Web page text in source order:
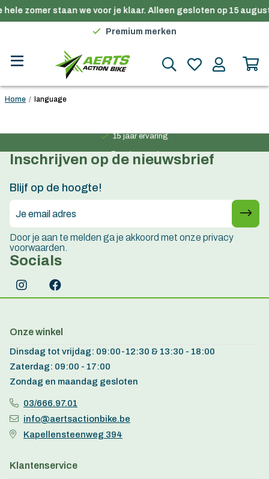
hele zomer staan we voor je klaar. Alleen gesloten op 15
Gratis verzending in België vanaf €100
Premium merken
Gratis verzending in België vanaf €100
Home / language
15 jaar ervaring
Premium merken
Inschrijven op de nieuwsbrief
Blijf op de hoogte!
Door je aan te melden ga je akkoord met onze privacy
voorwaarden.
Socials
Onze winkel
Dinsdag tot vrijdag: 09:00-12:30 & 13:30 - 18:00
Zaterdag: 09:00 - 17:00
Zondag en maandag gesloten
03/666.97.01
info@aertsactionbike.be
Kapellensteenweg 394
Klantenservice